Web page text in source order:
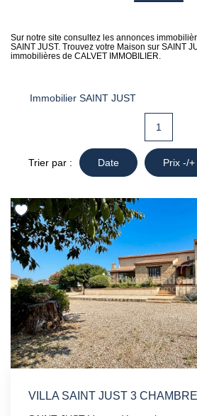
Nos Actes
CONTACT
Sur notre site consultez les annonces
SAINT JUST. Trouvez votre Maison sur SAINT
immobilières de CALVET IMMOBILIER.
Immobilier SAINT JUST
1
Trier par : Date Prix -/+